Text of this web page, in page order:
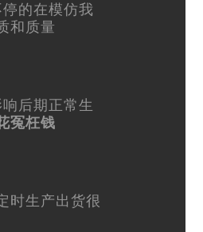
停的在模仿我
和质量
后期正常生
冤枉钱
时生产出货很